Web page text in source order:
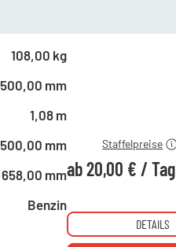
108,00 kg
500,00 mm
1,08 m
500,00 mm
658,00 mm
Benzin
ab 4 Tagen
ab 10 Tagen
Staffelpreise
ab20,00 € /Tag
DETAILS